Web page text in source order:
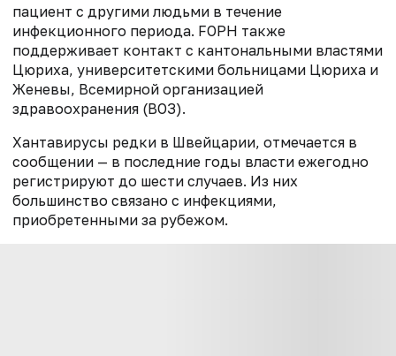
пациент с другими людьми в течение
инфекционного периода. FOPH также
поддерживает контакт с кантональными властями
Цюриха, университетскими больницами Цюриха и
Женевы, Всемирной организацией
здравоохранения (ВОЗ).
Хантавирусы редки в Швейцарии, отмечается в
сообщении — в последние годы власти ежегодно
регистрируют до шести случаев. Из них
большинство связано с инфекциями,
приобретенными за рубежом.